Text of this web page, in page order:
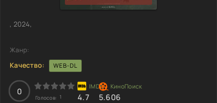
, 2024,
Жанр:
Качество: WEB-DL
0
Голосов: 1 4.7 5.606